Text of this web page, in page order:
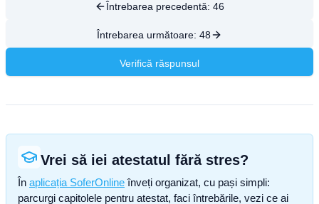
Întrebarea precedentă: 46
Întrebarea următoare: 48
Verifică răspunsul
Vrei să iei atestatul fără stres?
În aplicația SoferOnline înveți organizat, cu pași simpli:
parcurgi capitolele pentru atestat, faci întrebările, vezi ce ai